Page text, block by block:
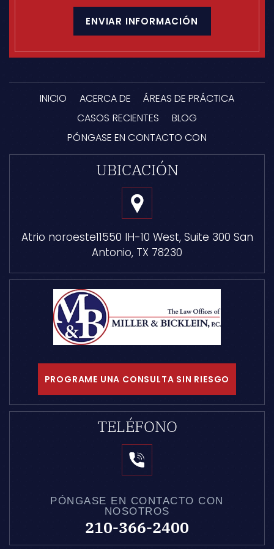
INICIO ACERCA DE
ÁREAS DE PRÁCTICA
CASOS RECIENTES
BLOG
PÓNGASE EN CONTACTO CON
UBICACIÓN
Atrio noroeste11550 IH-10 West, Suite 300 San
Antonio, TX 78230
PROGRAME UNA CONSULTA SIN RIESGO
TELÉFONO
PÓNGASE EN CONTACTO CON
NOSOTROS
210-366-2400